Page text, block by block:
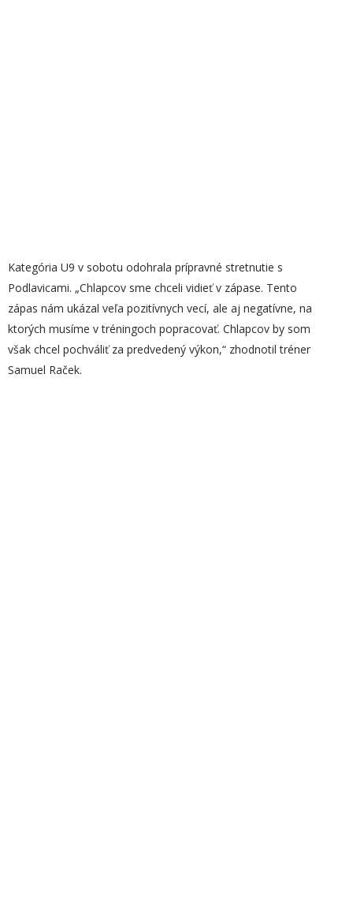
Kategória U9 v sobotu odohrala prípravné stretnutie s
Podlavicami. „Chlapcov sme chceli vidieť v zápase. Tento
zápas nám ukázal veľa pozitívnych vecí, ale aj negatívne, na
ktorých musíme v tréningoch popracovať. Chlapcov by som
však chcel pochváliť za predvedený výkon,“ zhodnotil tréner
Samuel Raček.